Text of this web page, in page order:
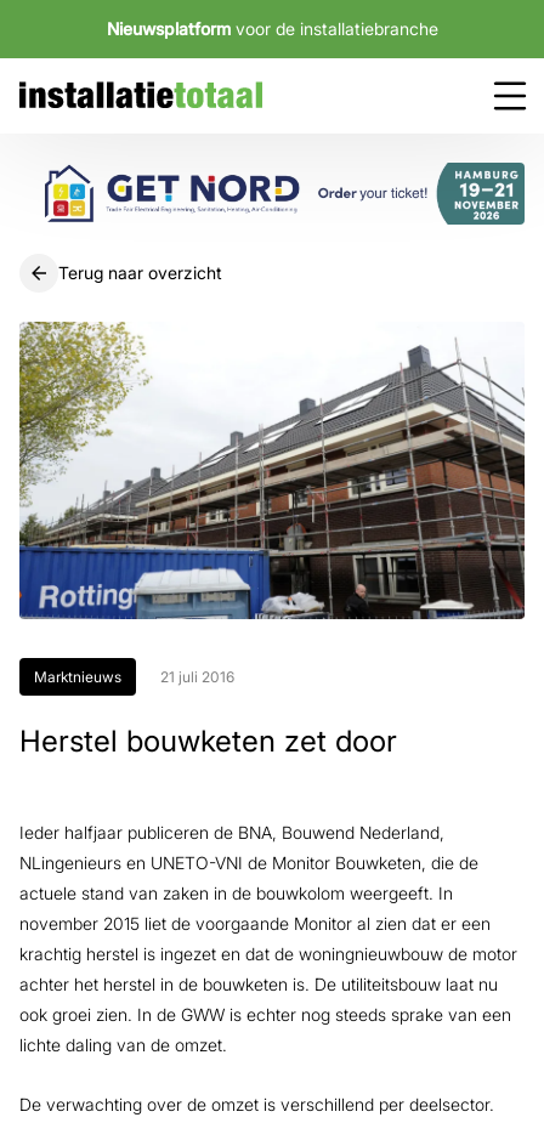
Nieuwsplatform voor de installatiebranche
Terug naar overzicht
Marktnieuws 21 juli 2016
Herstel bouwketen zet door
Ieder halfjaar publiceren de BNA, Bouwend Nederland,
NLingenieurs en UNETO-VNI de Monitor Bouwketen, die de
actuele stand van zaken in de bouwkolom weergeeft. In
november 2015 liet de voorgaande Monitor al zien dat er een
krachtig herstel is ingezet en dat de woningnieuwbouw de motor
achter het herstel in de bouwketen is. De utiliteitsbouw laat nu
ook groei zien. In de GWW is echter nog steeds sprake van een
lichte daling van de omzet.
De verwachting over de omzet is verschillend per deelsector.